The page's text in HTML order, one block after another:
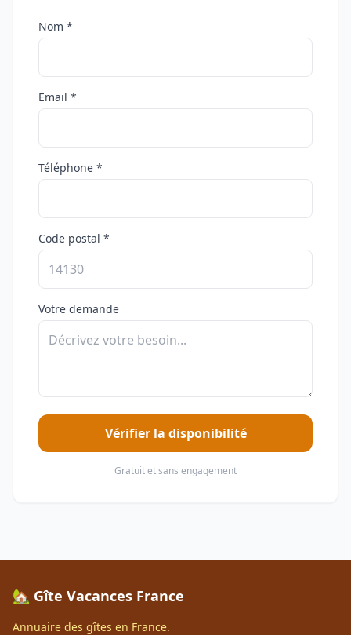
Nom *
Email *
Téléphone *
Code postal *
Votre demande
Vérifier la disponibilité
Gratuit et sans engagement
🏡 Gîte Vacances France
Annuaire des gîtes en France.